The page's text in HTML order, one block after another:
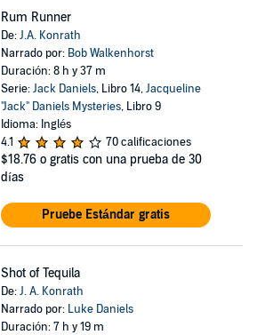
Rum Runner
De:J.A. Konrath
Narrado por: Bob Walkenhorst
Duración: 8 h y 37 m
Serie:Jack Daniels, Libro 14,Jacqueline
"Jack" Daniels Mysteries, Libro 9
Idioma: Inglés
4.1
70 calificaciones
$18.76 o gratis con una prueba de 30
días
Pruebe Estándar gratis
Shot of Tequila
De:J. A. Konrath
Narrado por: Luke Daniels
Duración: 7 h y 19 m